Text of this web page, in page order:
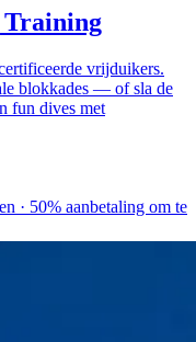
Training
vrijduikers.
blokkades — of sla de
fun dives met
· 50% aanbetaling om te